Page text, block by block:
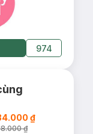
974
₫
₫